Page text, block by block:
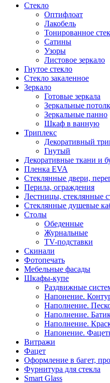
Стекло
Оптифлоат
Лакобель
Тонированное
Сатины
Узоры
Листовое зеркало
Гнутое стекло
Стекло закаленное
Зеркало
Готовые зеркала
Зеркальные
Зеркальные панно
Шкаф в ванную
Триплекс
Декоративный
Гнутый
Декоративные ткани и
Пленка EVA
Стеклянные двери,
Перила, ограждения
Лестницы, стеклянные
Стеклянные душевые
Столы
Обеденные
Журнальные
ТV-подставки
Скинали
Фотопечать
Мебельные фасады
Шкафы-купе
Раздвижные
Напонение.
Наполнение.
Наполнение.
Наполнение.
Напонение.
Витражи
Фацет
Оформление в багет,
Фурнитура для стекла
Smart Glass